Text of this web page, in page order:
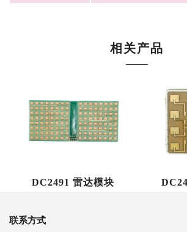
相关产品
DC2491 雷达模块
联系方式